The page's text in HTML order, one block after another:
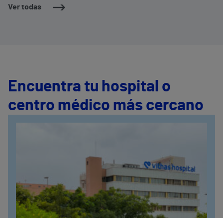
Ver todas
Encuentra tu hospital o
centro médico más cercano